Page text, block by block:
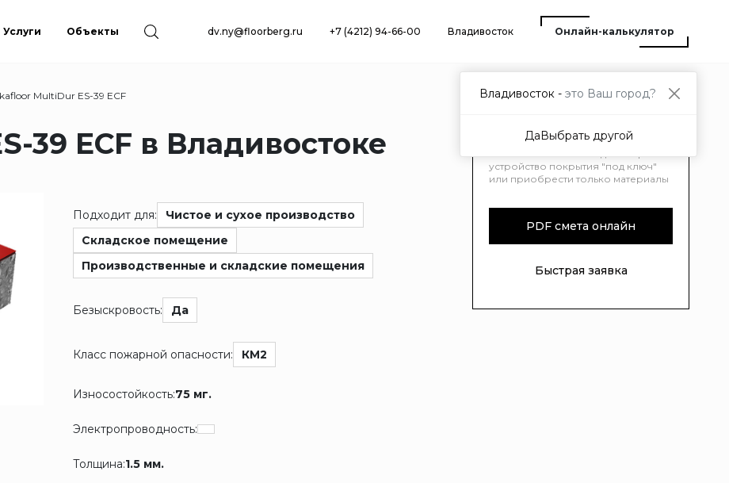
Услуги Объекты dv.ny@floorberg.ru +7 (4212) 94-66-00 Владивосток Онлайн-калькулятор
MultiDur ES-39 ECF
39 ECF в Владивостоке
Подходит для:
Чистое и сухое производство
Складское помещение
Производственные и складские помещения
Безыскровость: Да
Класс пожарной опасности: КМ2
Износостойкость:75 мг.
Электропроводность:
Толщина:1.5 мм.
Вы можете заключить договор на
устройство покрытия "под ключ"
или приобрести только материалы
PDF смета онлайн
Быстрая заявка
Владивосток - это Ваш город?
ДаВыбрать другой